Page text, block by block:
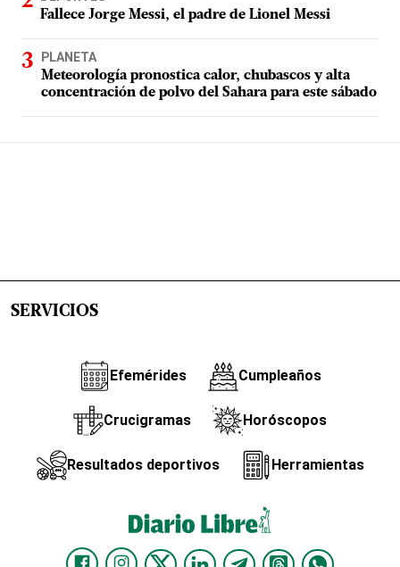
Fallece Jorge Messi, el padre de Lionel Messi
PLANETA
Meteorología pronostica calor, chubascos y alta
concentración de polvo del Sahara para este sábado
SERVICIOS
Efemérides Cumpleaños
Crucigramas Horóscopos
Resultados deportivos Herramientas